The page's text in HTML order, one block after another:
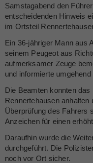
Samstagabend den
entscheidenden Hinweis
im Ortsteil
Ein 36-jähriger Mann aus
seinem Peugeot aus
aufmerksamer Zeuge
und informierte umgehend
Die Beamten konnten
Rennertehausen
Überprüfung des Fahrers
Anzeichen für einen
Daraufhin wurde die
durchgeführt. Die
noch vor Ort sicher.